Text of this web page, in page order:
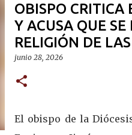
OBISPO CRITICA
Y ACUSA QUE SE
RELIGIÓN DE
junio 28, 2026
El obispo de la